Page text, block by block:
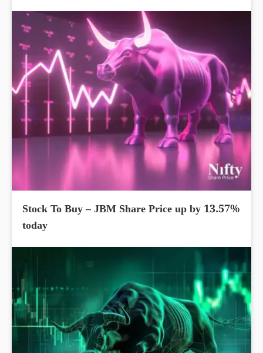
Stock To Buy – JBM Share Price up by 13.57%
today